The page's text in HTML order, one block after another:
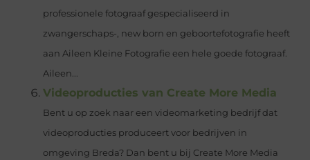
professionele fotograaf gespecialiseerd in
zwangerschaps-, new born en geboortefotografie heeft
aan Aileen Kleine Fotografie een hele goede fotograaf.
Aileen...
Videoproducties van Create More Media
Bent u op zoek naar een videomarketing bedrijf dat
videoproducties produceert voor bedrijven in
omgeving Breda? Dan bent u bij Create More Media